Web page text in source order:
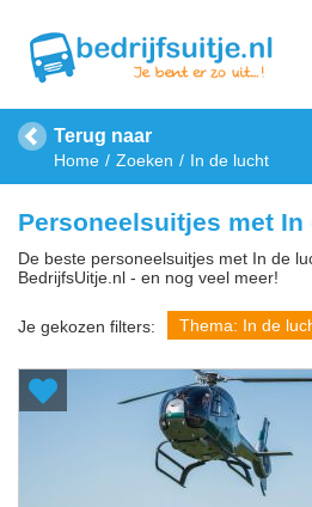
Terug naar
Home Zoeken In de lucht
Personeelsuitjes met In
De beste personeelsuitjes met In de
BedrijfsUitje.nl - en nog veel meer!
Je gekozen filters: Thema: In de